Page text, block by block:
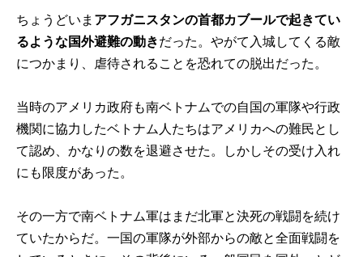
ちょうどいま アフガニスタンの首都カブールで起きてい
るような国外避難の動きだった。やがて入城してくる敵
につかまり、虐待されることを恐れての脱出だった。
当時のアメリカ政府も南ベトナムでの自国の軍隊や行政
機関に協力したベトナム人たちはアメリカへの難民とし
て認め、かなりの数を退避させた。しかしその受け入れ
にも限度があった。
その一方で南ベトナム軍はまだ北軍と決死の戦闘を続け
ていたからだ。一国の軍隊が外部からの敵と全面戦闘を